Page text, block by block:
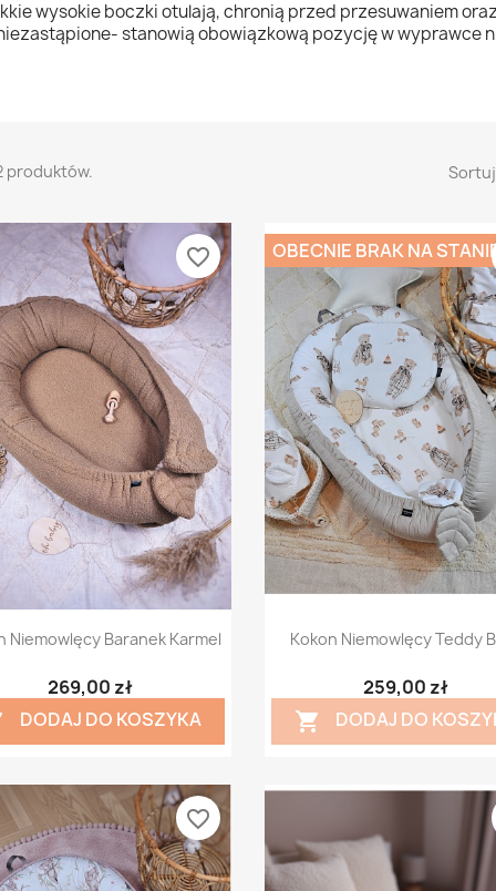
wysokie boczki otulają, chronią przed przesuwaniem
stanowią obowiązkową pozycję w wyprawce
produktów.
Szybki podgląd
Niemowlęcy Baranek Karmel
269,00 zł
DODAJ DO KOSZYKA
favorite_border
Szybki podgląd
Kokon Niemowlęcy Teddy
259,00 zł
 DODAJ DO
OBECNIE BRAK NA STANIE
favorite_border